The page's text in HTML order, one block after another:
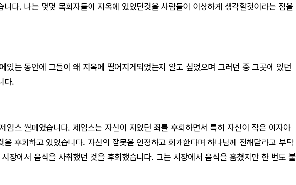
니다. 나는 몇몇 목회자들이 지옥에 있었던것을 사람들이 이상하게 생각할것이라는 점을
있는 동안에 그들이 왜 지옥에 떨어지게되었는지 알고 싶었으며 그러던 중 그곳에 있던
다.
임스 월페였습니다. 제임스는 자신이 지었던 죄를 후회하면서 특히 자신이 작은 여자아
을 후회하고 있었습니다. 자신의 잘못을 인정하고 회개한다며 하나님께 전해달라고 부탁
장에서 음식을 사취했던 것을 후회했습니다. 그는 시장에서 음식을 훔쳤지만 한 번도 붙